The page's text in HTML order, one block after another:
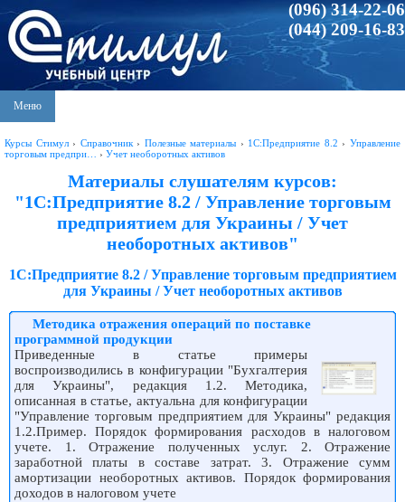
(096) 314-22-06
(044) 209-16-83
Меню
Курсы Стимул› Справочник› Полезные материалы › 1С:Предприятие 8.2 ›Управление
торговым предпри…
› Учет необоротных активов
Материалы слушателям курсов:
"1С:Предприятие 8.2 / Управление торговым
предприятием для Украины / Учет
необоротных активов"
1С:Предприятие 8.2 / Управление торговым предприятием
для Украины / Учет необоротных активов
Методика отражения операций по поставке
программной продукции
Приведенные в статье примеры
воспроизводились в конфигурации "Бухгалтерия
для Украины", редакция 1.2. Методика,
описанная в статье, актуальна для конфигурации
"Управление торговым предприятием для Украины" редакция
1.2.Пример. Порядок формирования расходов в налоговом
учете. 1. Отражение полученных услуг. 2. Отражение
заработной платы в составе затрат. 3. Отражение сумм
амортизации необоротных активов. Порядок формирования
доходов в налоговом учете